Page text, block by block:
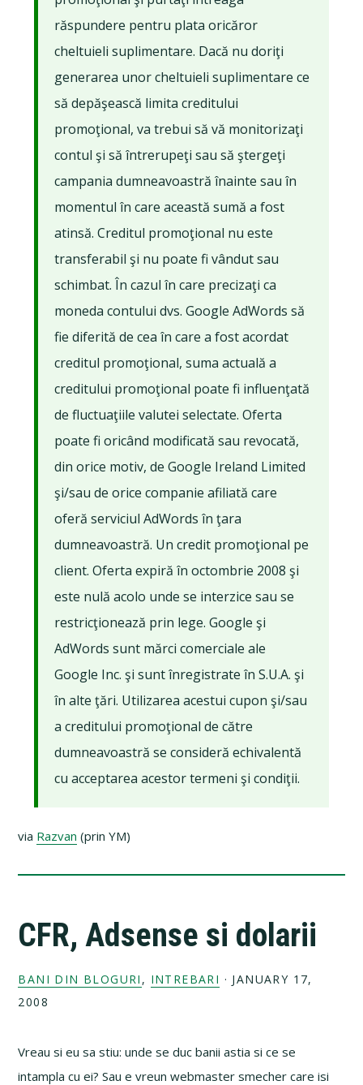
răspundere pentru plata oricăror
cheltuieli suplimentare. Dacă nu doriţi
generarea unor cheltuieli suplimentare ce
să depăşească limita creditului
promoţional, va trebui să vă monitorizaţi
contul şi să întrerupeţi sau să ştergeţi
campania dumneavoastră înainte sau în
momentul în care această sumă a fost
atinsă. Creditul promoţional nu este
transferabil şi nu poate fi vândut sau
schimbat. În cazul în care precizaţi ca
moneda contului dvs. Google AdWords să
fie diferită de cea în care a fost acordat
creditul promoţional, suma actuală a
creditului promoţional poate fi influenţată
de fluctuaţiile valutei selectate. Oferta
poate fi oricând modificată sau revocată,
din orice motiv, de Google Ireland Limited
şi/sau de orice companie afiliată care
oferă serviciul AdWords în ţara
dumneavoastră. Un credit promoţional pe
client. Oferta expiră în octombrie 2008 şi
este nulă acolo unde se interzice sau se
restricţionează prin lege. Google şi
AdWords sunt mărci comerciale ale
Google Inc. şi sunt înregistrate în S.U.A. şi
în alte ţări. Utilizarea acestui cupon şi/sau
a creditului promoţional de către
dumneavoastră se consideră echivalentă
cu acceptarea acestor termeni şi condiţii.
via Razvan (prin YM)
CFR, Adsense si dolarii
BANI DIN BLOGURI , INTREBARI · JANUARY 17,
2008
Vreau si eu sa stiu: unde se duc banii astia si ce se
intampla cu ei? Sau e vreun webmaster smecher care isi